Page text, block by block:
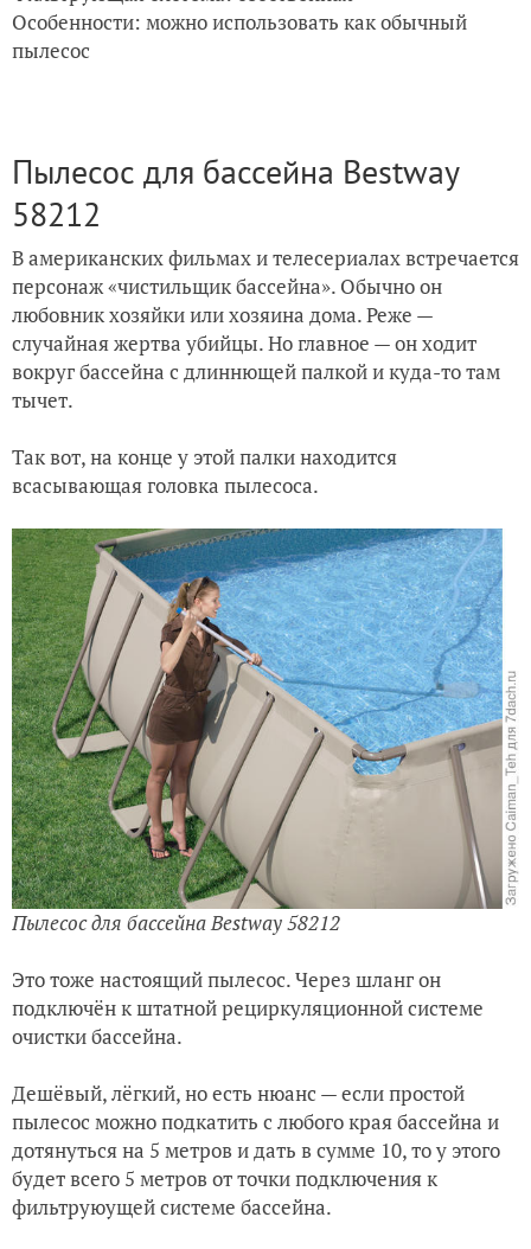
Особенности: можно использовать как обычный
пылесос
Пылесос для бассейна Bestway
58212
В американских фильмах и телесериалах встречается
персонаж «чистильщик бассейна». Обычно он
любовник хозяйки или хозяина дома. Реже —
случайная жертва убийцы. Но главное — он ходит
вокруг бассейна с длиннющей палкой и куда-то там
тычет.
Так вот, на конце у этой палки находится
всасывающая головка пылесоса.
Пылесос для бассейна Bestway 58212
Это тоже настоящий пылесос. Через шланг он
подключён к штатной рециркуляционной системе
очистки бассейна.
Дешёвый, лёгкий, но есть нюанс — если простой
пылесос можно подкатить с любого края бассейна и
дотянуться на 5 метров и дать в сумме 10, то у этого
будет всего 5 метров от точки подключения к
фильтруюущей системе бассейна.